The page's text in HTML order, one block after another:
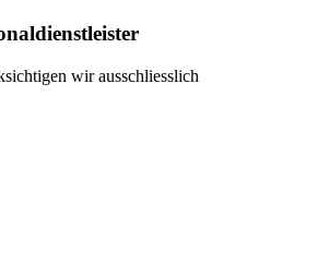
wir ausschliesslich